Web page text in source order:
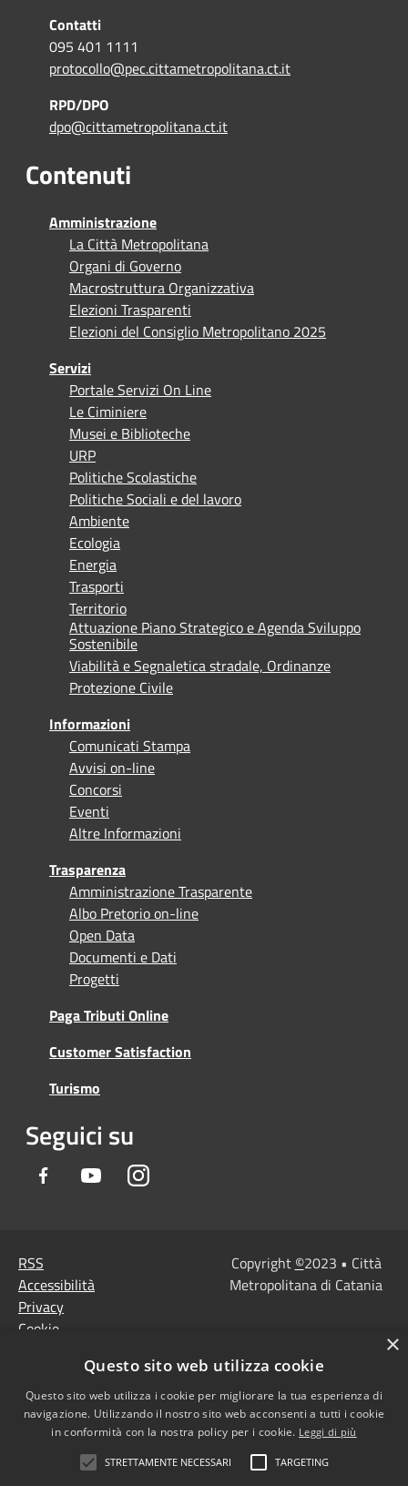
Contatti
095 401 1111
protocollo@pec.cittametropolitana.ct.it
RPD/DPO
dpo@cittametropolitana.ct.it
Contenuti
Amministrazione
La Città Metropolitana
Organi di Governo
Macrostruttura Organizzativa
Elezioni Trasparenti
Elezioni del Consiglio Metropolitano 2025
Servizi
Portale Servizi On Line
Le Ciminiere
Musei e Biblioteche
URP
Politiche Scolastiche
Politiche Sociali e del lavoro
Ambiente
Ecologia
Energia
Trasporti
Territorio
Attuazione Piano Strategico e Agenda Sviluppo
Sostenibile
Viabilità e Segnaletica stradale, Ordinanze
Protezione Civile
Informazioni
Comunicati Stampa
Avvisi on-line
Concorsi
Eventi
Altre Informazioni
Trasparenza
Amministrazione Trasparente
Albo Pretorio on-line
Open Data
Documenti e Dati
Progetti
Paga Tributi Online
Customer Satisfaction
Turismo
Seguici su
Facebook YoutubeInstagram
RSS
Accessibilità
Privacy
Cookie
Note Legali
Agenzia per l'Italia
digitale
accessibilità
Copyright ©2023 • Città
Metropolitana di Catania
×
Questo sito web utilizza cookie
Questo sito web utilizza i cookie per migliorare la tua esperienza di
navigazione. Utilizzando il nostro sito web acconsenti a tutti i cookie
in conformità con la nostra policy per i cookie. Leggi di più
STRETTAMENTE NECESSARI TARGETING